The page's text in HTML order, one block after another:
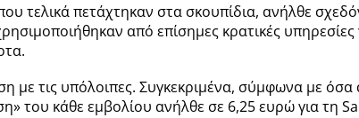
τελικά πετάχτηκαν στα σκουπίδια, ανήλθε
από επίσημες κρατικές υπηρεσίες
με τις υπόλοιπες. Συγκεκριμένα, σύμφωνα με όσα
κάθε εμβολίου ανήλθε σε 6,25 ευρώ για τη